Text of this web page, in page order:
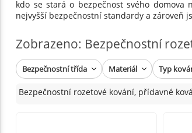
kdo se stará o bezpečnost svého
nejvyšší bezpečnostní standardy a zároveň
Zobrazeno: Bezpečnostní
Bezpečnostní třída Materiál Typ
Bezpečnostní rozetové kování, přídavné